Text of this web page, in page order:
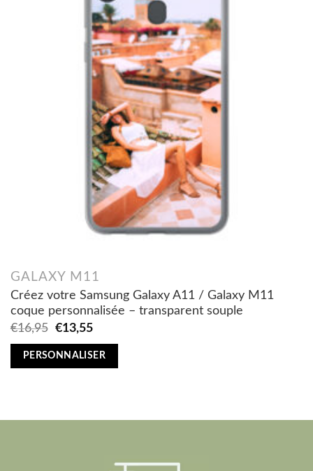
GALAXY M11
Créez votre Samsung Galaxy A11 / Galaxy M11
coque personnalisée – transparent souple
€16,95
Original
was:
€13,55Current
is:
PERSONNALISER